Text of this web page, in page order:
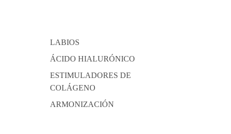
LABIOS
ÁCIDO HIALURÓNICO
ESTIMULADORES DE
COLÁGENO
ARMONIZACIÓN